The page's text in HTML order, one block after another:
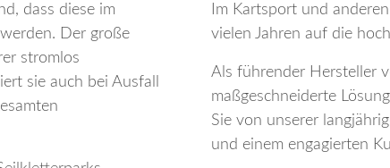
dass diese im
Der große
stromlos
sie auch bei Ausfall
Im Kartsport und
vielen Jahren auf die
Als führender Hersteller
maßgeschneiderte
Sie von unserer
und einem engagierten